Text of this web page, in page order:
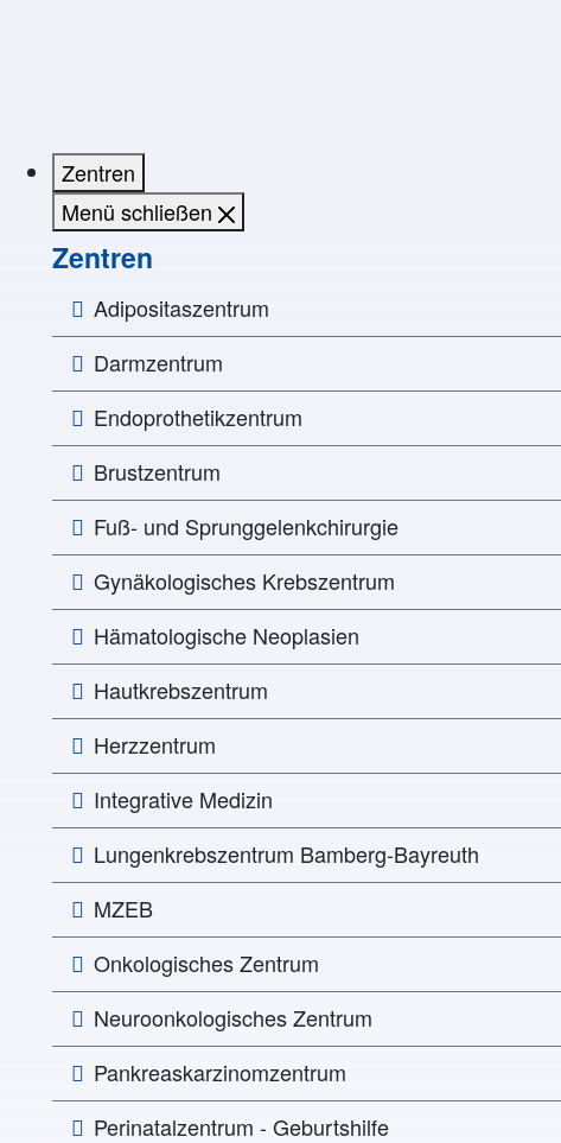
Zentren
Menü schließen
Zentren
Adipositaszentrum
Darmzentrum
Endoprothetikzentrum
Brustzentrum
Fuß- und Sprunggelenkchirurgie
Gynäkologisches Krebszentrum
Hämatologische Neoplasien
Hautkrebszentrum
Herzzentrum
Integrative Medizin
Lungen­­krebs­zentrum Bamberg-Bayreuth
MZEB
Onkologisches Zentrum
Neuroonkologisches Zentrum
Pankreaskarzinomzentrum
Perinatalzentrum - Geburtshilfe